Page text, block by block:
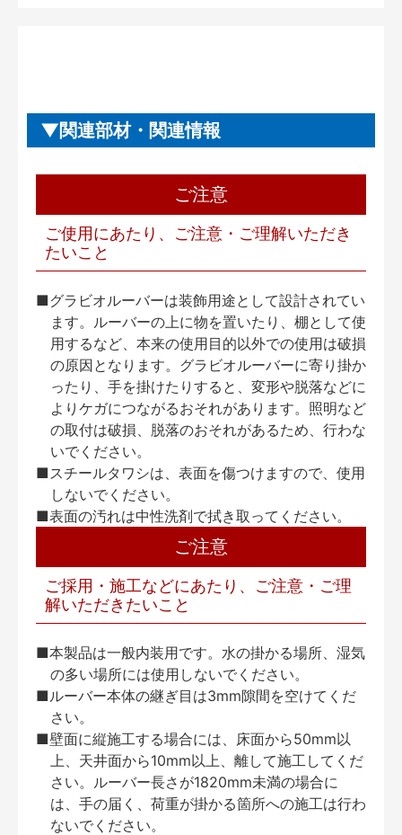
関連部材・関連情報
ご注意
ご使用にあたり、ご注意・ご理解いただき
たいこと
■グラビオルーバーは装飾用途として設計されてい
ます。ルーバーの上に物を置いたり、棚として使
用するなど、本来の使用目的以外での使用は破損
の原因となります。グラビオルーバーに寄り掛か
ったり、手を掛けたりすると、変形や脱落などに
よりケガにつながるおそれがあります。照明など
の取付は破損、脱落のおそれがあるため、行わな
いでください。
■スチールタワシは、表面を傷つけますので、使用
しないでください。
■表面の汚れは中性洗剤で拭き取ってください。
ご注意
ご採用・施工などにあたり、ご注意・ご理
解いただきたいこと
■本製品は一般内装用です。水の掛かる場所、湿気
の多い場所には使用しないでください。
■ルーバー本体の継ぎ目は3mm隙間を空けてくだ
さい。
■壁面に縦施工する場合には、床面から50mm以
上、天井面から10mm以上、離して施工してくだ
さい。ルーバー長さが1820mm未満の場合に
は、手の届く、荷重が掛かる箇所への施工は行わ
ないでください。